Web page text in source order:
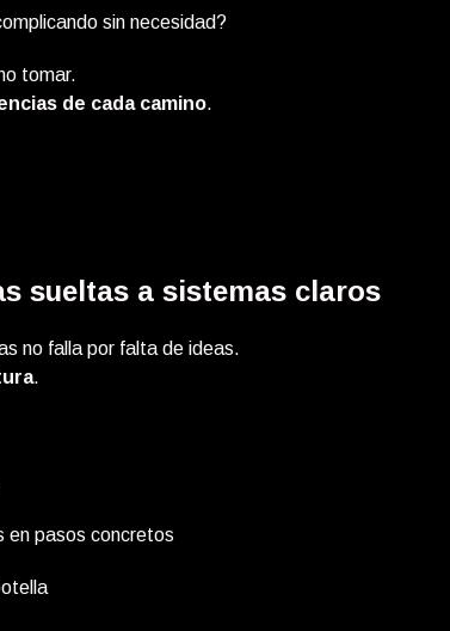
sin necesidad?
tomar.
de cada camino.
sueltas a sistemas claros
no falla por falta de ideas.
.
en pasos concretos